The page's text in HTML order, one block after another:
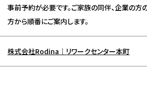
事前予約が必要です。ご家族の同伴、企業の方
方から順番にご案内します。
株式会社Rodina｜リワークセンター本町